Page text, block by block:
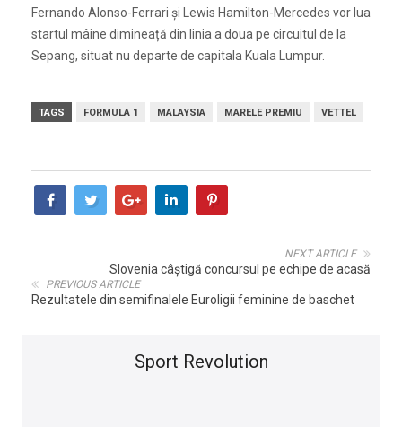
Fernando Alonso-Ferrari și Lewis Hamilton-Mercedes vor lua
startul mâine dimineață din linia a doua pe circuitul de la
Sepang, situat nu departe de capitala Kuala Lumpur.
TAGS FORMULA 1 MALAYSIA MARELE PREMIU VETTEL
NEXT ARTICLE
Slovenia câștigă concursul pe echipe de acasă
PREVIOUS ARTICLE
Rezultatele din semifinalele Euroligii feminine de baschet
Sport Revolution